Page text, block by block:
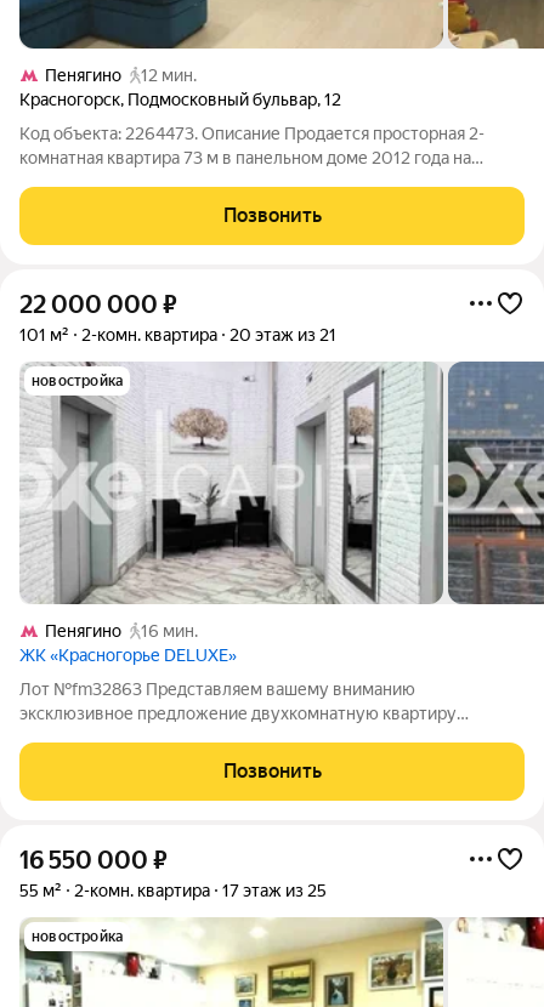
Пенягино
12 мин.
Красногорск, Подмосковный бульвар,12
Код объекта: 2264473. Описание Продается просторная 2-
комнатная квартира 73 м в панельном доме 2012 года на
стильного жилья в новом районе. 21 этаж 22 этажного дома:
удобный уровень, сочетание
Позвонить
22 000 000 ₽
101 м² 2-комн. квартира 20 этаж из 21
новостройка
Пенягино
16 мин.
ЖК «Красногорье DELUXE»
Лот №fm32863 Представляем вашему вниманию
эксклюзивное предложение двухкомнатную квартиру
дома бизнес-класса по адресу: бульвар Павшинский, 26, мкр.
Позвонить
16 550 000 ₽
55 м² 2-комн. квартира 17 этаж из 25
новостройка